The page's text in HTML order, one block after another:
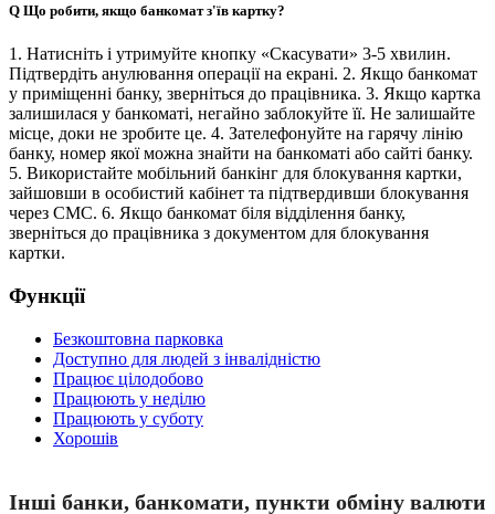
Q Що робити, якщо банкомат з'їв картку?
1. Натисніть і утримуйте кнопку «Скасувати» 3-5 хвилин.
Підтвердіть анулювання операції на екрані. 2. Якщо банкомат
у приміщенні банку, зверніться до працівника. 3. Якщо картка
залишилася у банкоматі, негайно заблокуйте її. Не залишайте
місце, доки не зробите це. 4. Зателефонуйте на гарячу лінію
банку, номер якої можна знайти на банкоматі або сайті банку.
5. Використайте мобільний банкінг для блокування картки,
зайшовши в особистий кабінет та підтвердивши блокування
через СМС. 6. Якщо банкомат біля відділення банку,
зверніться до працівника з документом для блокування
картки.
Функції
Безкоштовна парковка
Доступно для людей з інвалідністю
Працює цілодобово
Працюють у неділю
Працюють у суботу
Хорошів
Інші банки, банкомати, пункти обміну валюти